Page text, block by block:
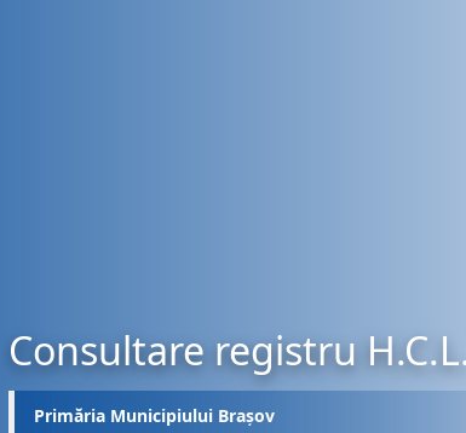
Consultare registru
Primăria Municipiului Brașov